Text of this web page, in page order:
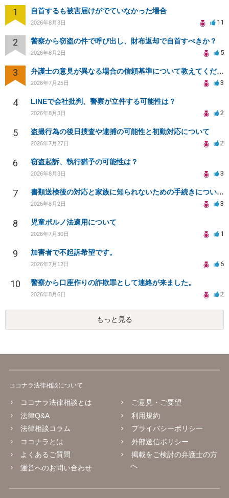
1 自首するも被害届けがでていなかった場合
2026年8月3日 11
2 警察から窃盗の件で呼び出し、財布返却で自首すべきか？
2026年8月2日 5
3 弁護士の意見が異なる場合の信頼基準について教えてください
2026年7月25日 3
4 LINEで会社批判、警察が立件する可能性は？
2026年8月3日 2
5 盗撮行為の後日捜査や逮捕の可能性と初動対応について
2026年7月27日 2
6 窃盗起訴、執行猶予の可能性は？
2026年8月3日 3
7 書類送検後の対応と家族に知られないための手続きについて相談
2026年8月2日 3
8 児童ポルノ法適用について
2026年7月30日 1
9 加害者で不起訴希望です。
2026年7月12日 6
10 警察から口座作りの詐欺罪として連絡が来ました。
2026年8月6日 2
もっと見る
ココナラ法律相談について
ココナラ法律相談とは
法律Q&A
法律相談コラム
ココナラとは
よくあるご質問
運営へのお問い合わせ
ご意見・ご要望
利用規約
プライバシーポリシー
外部送信ポリシー
掲載をご検討の弁護士の方
へ